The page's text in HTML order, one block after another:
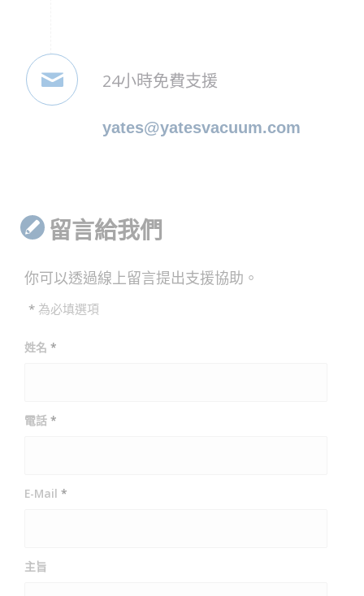
24小時免費支援
yates@yatesvacuum.com
留言給我們
你可以透過線上留言提出支援協助。
* 為必填選項
姓名 *
電話 *
E-Mail *
主旨